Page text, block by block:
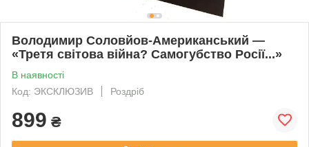
Володимир Соловйов-Американський —
«Третя світова війна? Самогубство Росії...»
В наявності
Код: ЭКСКЛЮЗИВ
Роздріб
899 ₴